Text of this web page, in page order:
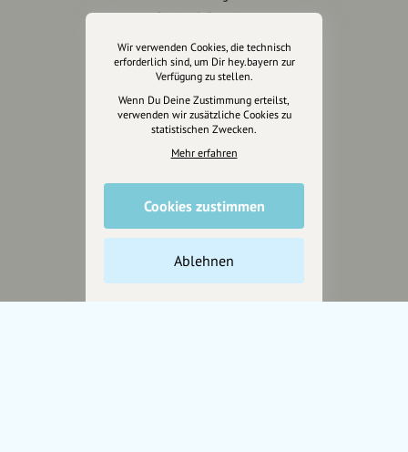
Design & Branding
Unterstütze
unsere Plattform
hey.bayern ist ein Projekt von
uns für unsere Region und
wollen.
Wir verwenden Cookies, die technisch
erforderlich sind, um Dir hey.bayern zur
Verfügung zu stellen.
Wenn Du Deine Zustimmung erteilst,
verwenden wir zusätzliche Cookies zu
statistischen Zwecken.
Mehr erfahren
Cookies zustimmen
Ablehnen